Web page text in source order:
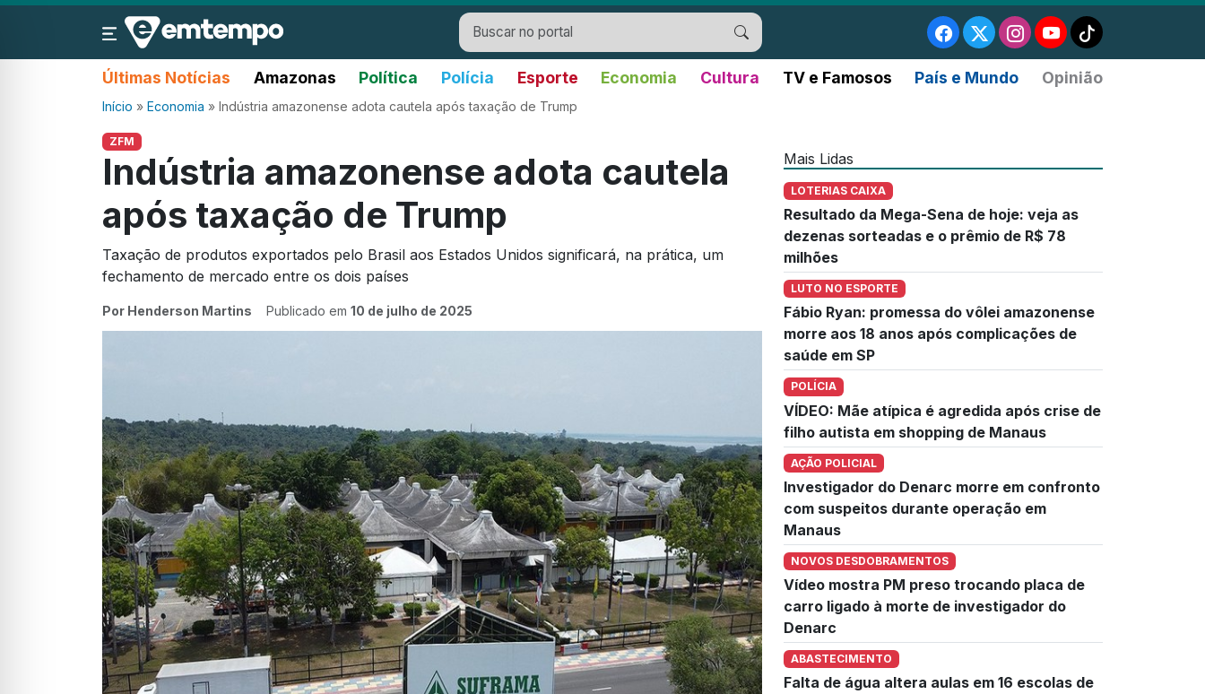
Últimas Notícias Amazonas Política Polícia Esporte Economia Cultura TV e Famosos País e Mundo Opinião
Início » Economia » Indústria amazonense adota cautela após taxação de Trump
ZFM
Indústria amazonense adota cautela
após taxação de Trump
Taxação de produtos exportados pelo Brasil aos Estados Unidos significará, na prática, um
fechamento de mercado entre os dois países
Por Henderson Martins Publicado em 10 de julho de 2025
Mais Lidas
LOTERIAS CAIXA
Resultado da Mega-Sena de hoje: veja as
dezenas sorteadas e o prêmio de R$ 78
milhões
LUTO NO ESPORTE
Fábio Ryan: promessa do vôlei amazonense
morre aos 18 anos após complicações de
saúde em SP
POLÍCIA
VÍDEO: Mãe atípica é agredida após crise de
filho autista em shopping de Manaus
AÇÃO POLICIAL
Investigador do Denarc morre em confronto
com suspeitos durante operação em
Manaus
NOVOS DESDOBRAMENTOS
Vídeo mostra PM preso trocando placa de
carro ligado à morte de investigador do
Denarc
ABASTECIMENTO
Falta de água altera aulas em 16 escolas de